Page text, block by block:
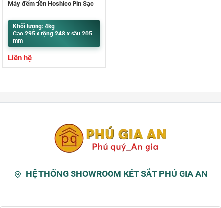
Máy đếm tiền Hoshico Pin Sạc
Khối lượng: 4kg
Cao 295 x rộng 248 x sâu 205
mm
Liên hệ
HỆ THỐNG SHOWROOM KÉT SẮT PHÚ GIA AN